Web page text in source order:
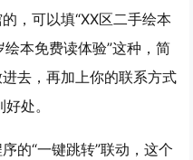
，可以填“XX区二手绘本
绘本免费读体验”这种，简
去，再加上你的联系方式
处。
的“一键跳转”联动 ，这个